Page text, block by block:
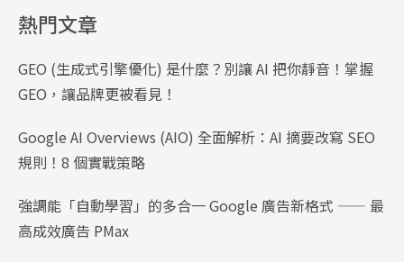
熱門文章
GEO (生成式引擎優化) 是什麼？別讓 AI 把你靜音！掌握
GEO，讓品牌更被看見！
Google AI Overviews (AIO) 全面解析：AI 摘要改寫 SEO
規則！8 個實戰策略
強調能「自動學習」的多合一 Google 廣告新格式 —— 最
高成效廣告 PMax